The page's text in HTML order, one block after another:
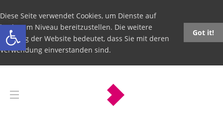
Open toolbar
Diese Seite verwendet Cookies, um Dienste auf
höchstem Niveau bereitzustellen. Die weitere
Nutzung der Website bedeutet, dass Sie mit deren
Verwendung einverstanden sind.
Got it!